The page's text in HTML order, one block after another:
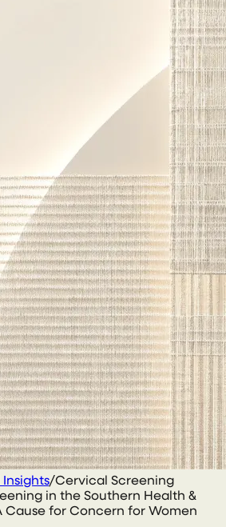
Insights/Cervical Screening
in the Southern Health &
Cause for Concern for Women